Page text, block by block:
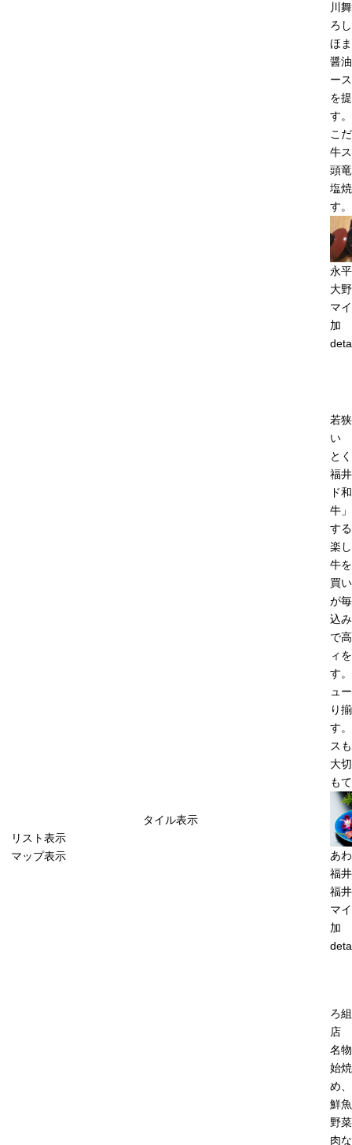
タイル表示
リスト表示
マップ表示
川
ろ
ほ
醤
ー
を
す
こ
牛
頭
塩
す。
永
大
マ
加
若
い
と
福
ド
牛
す
楽
牛
買
が
込
で
ィ
す
ュ
り
す
ス
大
も
あ
福
福
マ
加
ろ
店
名
始
め
鮮
野
肉